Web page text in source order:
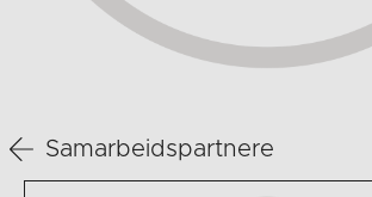
Samarbeidspartnere